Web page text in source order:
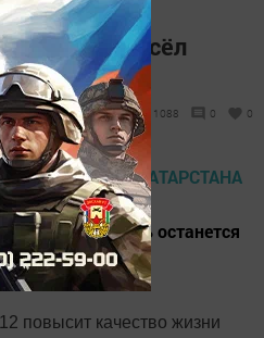
развитию сёл
1088 0 0
дороги молодежь останется
повысит качество жизни